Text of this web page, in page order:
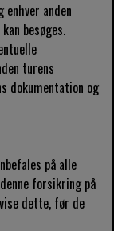
anden
besøges.
turens
dokumentation og
på alle
forsikring på
dette, før de